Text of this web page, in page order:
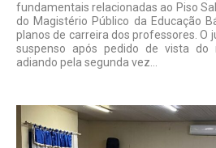
fundamentais relacionadas ao Piso
do Magistério Público da Educação
planos de carreira dos professores. O
suspenso após pedido de vista do
adiando pela segunda vez...